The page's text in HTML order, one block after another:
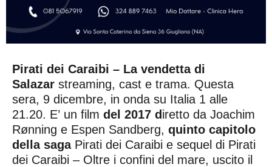
Pirati dei Caraibi – La vendetta di
Salazar streaming, cast e trama. Questa
sera, 9 dicembre, in onda su Italia 1 alle
21.20. E’ un film del 2017 d iretto da Joachim
Rønning e Espen Sandberg, quinto capitolo
della sagaPirati dei Caraibi e sequel di Pirati
dei Caraibi – Oltre i confini del mare, uscito il